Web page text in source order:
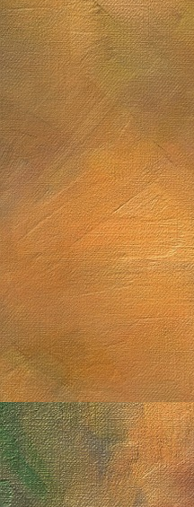
Sol. 5 al 26 de junio de 2026